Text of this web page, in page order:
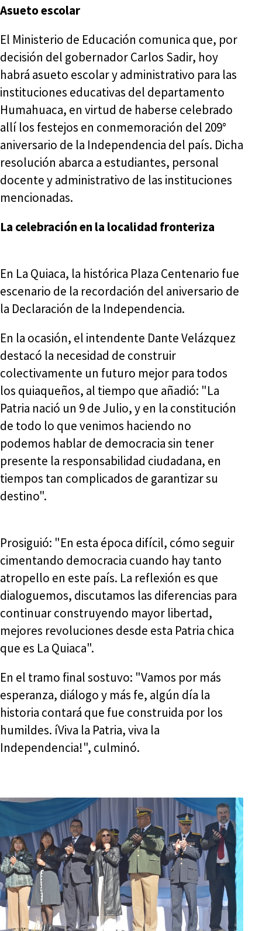
Asueto escolar
El Ministerio de Educación comunica que, por
decisión del gobernador Carlos Sadir, hoy
habrá asueto escolar y administrativo para las
instituciones educativas del departamento
Humahuaca, en virtud de haberse celebrado
allí los festejos en conmemoración del 209°
aniversario de la Independencia del país. Dicha
resolución abarca a estudiantes, personal
docente y administrativo de las instituciones
mencionadas.
La celebración en la localidad fronteriza
En La Quiaca, la histórica Plaza Centenario fue
escenario de la recordación del aniversario de
la Declaración de la Independencia.
En la ocasión, el intendente Dante Velázquez
destacó la necesidad de construir
colectivamente un futuro mejor para todos
los quiaqueños, al tiempo que añadió: "La
Patria nació un 9 de Julio, y en la constitución
de todo lo que venimos haciendo no
podemos hablar de democracia sin tener
presente la responsabilidad ciudadana, en
tiempos tan complicados de garantizar su
destino".
Prosiguió: "En esta época difícil, cómo seguir
cimentando democracia cuando hay tanto
atropello en este país. La reflexión es que
dialoguemos, discutamos las diferencias para
continuar construyendo mayor libertad,
mejores revoluciones desde esta Patria chica
que es La Quiaca".
En el tramo final sostuvo: "Vamos por más
esperanza, diálogo y más fe, algún día la
historia contará que fue construida por los
humildes. íViva la Patria, viva la
Independencia!", culminó.